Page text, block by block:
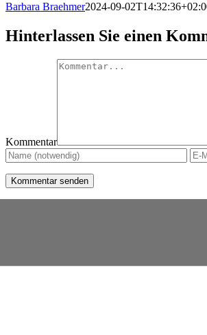
Barbara Braehmer2024-09-
Hinterlassen Sie einen
Kommentar